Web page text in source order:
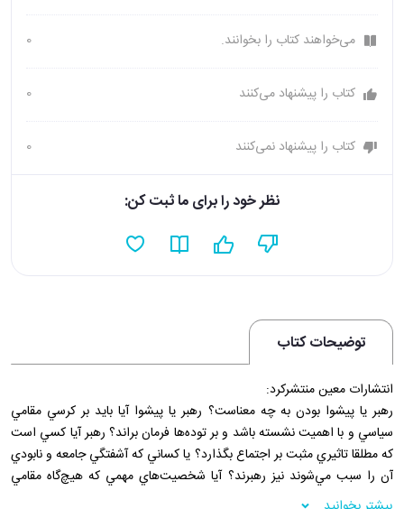
می‌خواهند کتاب را بخوانند. 0
کتاب را پیشنهاد می‌کنند 0
کتاب را پیشنهاد نمی‌کنند 0
نظر خود را برای ما ثبت کن:
توضیحات کتاب
انتشارات معين منتشرکرد:
رهبر يا پيشوا بودن به چه معناست؟ رهبر يا پيشوا آيا بايد بر کرسي مقامي
سياسي و با اهميت نشسته باشد و بر توده‌ها فرمان براند؟ رهبر آيا کسي است
که مطلقا تاثيري مثبت بر اجتماع بگذارد؟ يا کساني که آشفتگي جامعه و نابودي
آن را سبب مي‌شوند نيز رهبرند؟ آيا شخصيت‌هاي مهمي که هيچ‌گاه مقامي
سياسي نداشته‌اند را نيز بايد در شمار پيشوايان يا رهبران آورد؛ آن فعالان امور